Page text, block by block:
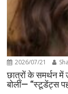
2026/07/21
छात्रों के समर्थन में
बोलीं— “स्टूडेंट्स